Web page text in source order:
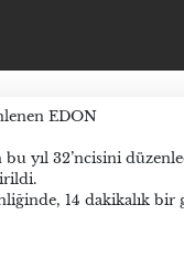
EDON
bu yıl 32’ncisini
14 dakikalık